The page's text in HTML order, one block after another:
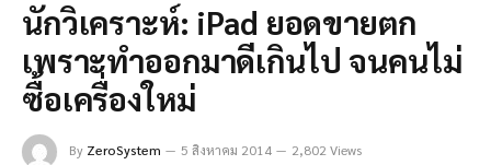
นักวิเคราะห์: iPad ยอดขายตก
เพราะทำออกมาดีเกินไป จนคนไม่
ซื้อเครื่องใหม่
By ZeroSystem 5 สิงหาคม 2014 2,802 Views